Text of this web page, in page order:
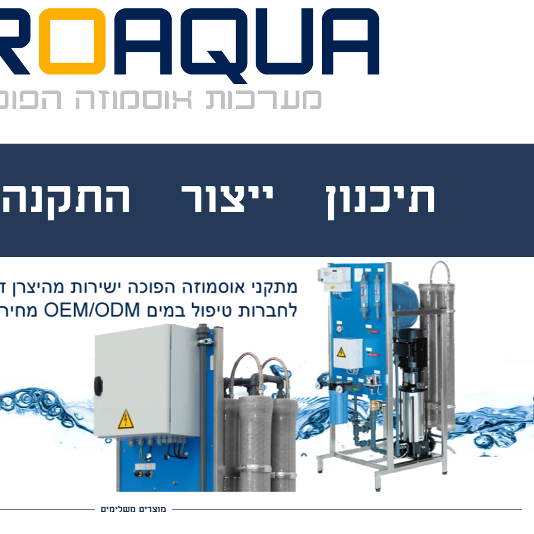
תיכנון ייצור
השירות שלנוכולל תיכנוןמפורט כולל ניתוח אנליזות ממוחשב
מתקדמות התקנת הציוד באתר אחריות שירות ותחזוקה לאורך
שנה
איכות אמינות
כבר מעל 30 שנה
מוצרים משלימים